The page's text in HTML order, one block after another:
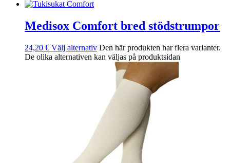
Medisox Comfort bred stödstrumpor
24,20 € Välj alternativ Den här produkten har flera varianter.
De olika alternativen kan väljas på produktsidan